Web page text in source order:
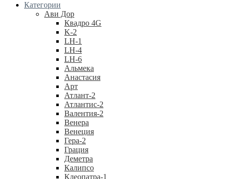
Категории
Ави Дор
Квадро 4G
K-2
LH-1
LH-4
LH-6
Альмека
Анастасия
Арт
Атлант-2
Атлантис-2
Валентия-2
Венера
Венеция
Гера-2
Грация
Деметра
Калипсо
Клеопатра-1